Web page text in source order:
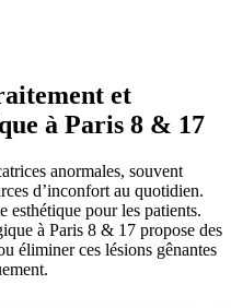
et
à Paris 8 & 17
anormales, souvent
d’inconfort au quotidien.
esthétique pour les patients.
à Paris 8 & 17 propose des
éliminer ces lésions gênantes